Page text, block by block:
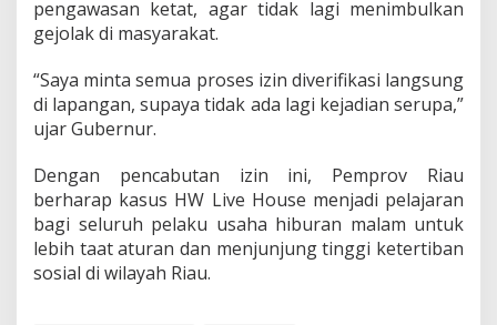
pengawasan ketat, agar tidak lagi menimbulkan
gejolak di masyarakat.
“Saya minta semua proses izin diverifikasi langsung
di lapangan, supaya tidak ada lagi kejadian serupa,”
ujar Gubernur.
Dengan pencabutan izin ini, Pemprov Riau
berharap kasus HW Live House menjadi pelajaran
bagi seluruh pelaku usaha hiburan malam untuk
lebih taat aturan dan menjunjung tinggi ketertiban
sosial di wilayah Riau.